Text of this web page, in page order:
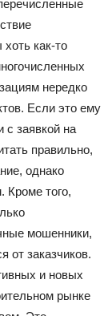
как-то
нередко
Если это ему
с заявкой на
правильно,
однако
Кроме того,
мошенники,
от заказчиков.
и новых
рынке